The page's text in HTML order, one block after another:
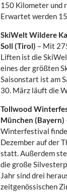
150 Kilometer und
Erwartet werden
SkiWelt Wildere
Soll (Tirol) – Mit
Liften ist die
eines der größten
Saisonstart ist am
30. März läuft die
Tollwood
München (Bayern)
Winterfestival
Dezember auf der
statt. Außerdem
die große
Jahr sind drei
zeitgenössischen